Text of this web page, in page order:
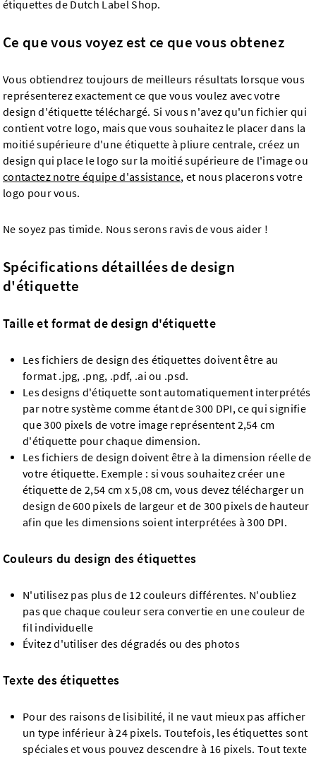
étiquettes de Dutch Label Shop.
Ce que vous voyez est ce que vous obtenez
Vous obtiendrez toujours de meilleurs résultats lorsque vous
représenterez exactement ce que vous voulez avec votre
design d'étiquette téléchargé. Si vous n'avez qu'un fichier qui
contient votre logo, mais que vous souhaitez le placer dans la
moitié supérieure d'une étiquette à pliure centrale, créez un
design qui place le logo sur la moitié supérieure de l'image ou
contactez notre équipe d'assistance, et nous placerons votre
logo pour vous.
Ne soyez pas timide. Nous serons ravis de vous aider !
Spécifications détaillées de design
d'étiquette
Taille et format de design d'étiquette
Les fichiers de design des étiquettes doivent être au
format .jpg, .png, .pdf, .ai ou .psd.
Les designs d'étiquette sont automatiquement interprétés
par notre système comme étant de 300 DPI, ce qui signifie
que 300 pixels de votre image représentent 2,54 cm
d'étiquette pour chaque dimension.
Les fichiers de design doivent être à la dimension réelle de
votre étiquette. Exemple : si vous souhaitez créer une
étiquette de 2,54 cm x 5,08 cm, vous devez télécharger un
design de 600 pixels de largeur et de 300 pixels de hauteur
afin que les dimensions soient interprétées à 300 DPI.
Couleurs du design des étiquettes
N'utilisez pas plus de 12 couleurs différentes. N'oubliez
pas que chaque couleur sera convertie en une couleur de
fil individuelle
Évitez d'utiliser des dégradés ou des photos
Texte des étiquettes
Pour des raisons de lisibilité, il ne vaut mieux pas afficher
un type inférieur à 24 pixels. Toutefois, les étiquettes sont
spéciales et vous pouvez descendre à 16 pixels. Tout texte